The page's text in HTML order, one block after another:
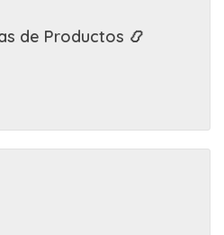
de Productos 📿